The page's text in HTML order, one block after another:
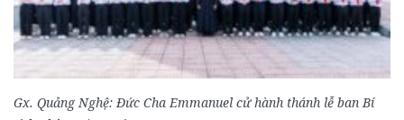
Gx. Quảng Nghệ: Đức Cha Emmanuel cử hành thánh lễ ban Bí